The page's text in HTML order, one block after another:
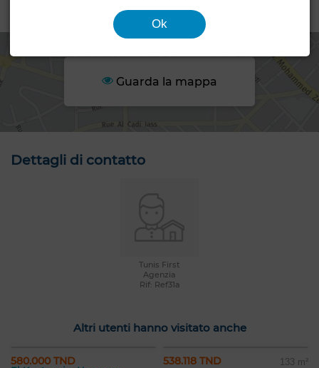
Guarda la mappa
Dettagli di contatto
Tunis First
Agenzia
Rif: Ref31a
Altri utenti hanno visitato anche
580.000 TND 538.118 TND 133 m²
Ok